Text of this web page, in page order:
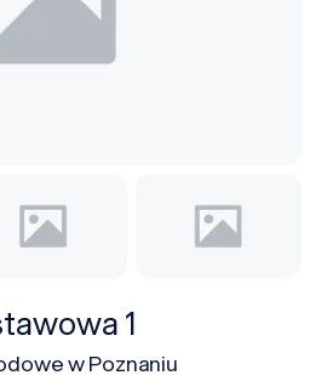
1
w Poznaniu